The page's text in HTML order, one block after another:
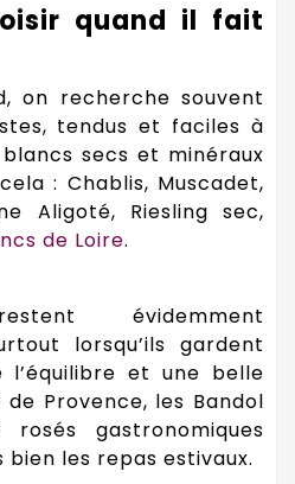
quand il fait
on recherche souvent
tendus et faciles à
secs et minéraux
: Chablis, Muscadet,
Aligoté, Riesling sec,
de Loire.
évidemment
lorsqu’ils gardent
et une belle
de Provence, les Bandol
gastronomiques
les repas estivaux.